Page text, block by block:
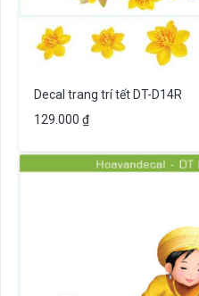
Decal trang trí tết DT-D14R
129.000 ₫